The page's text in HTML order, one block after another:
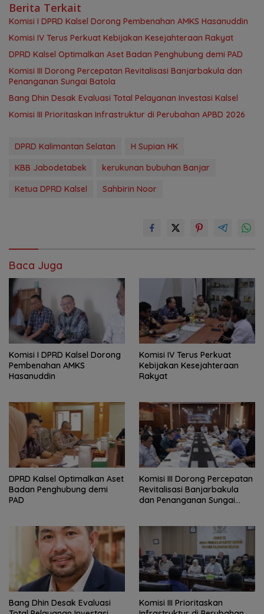
Berita Terkait
Komisi I DPRD Kalsel Dorong Pembenahan AMKS Hasanuddin
Komisi IV Terus Perkuat Kebijakan Kesejahteraan Rakyat
‎DPRD Kalsel Optimalkan Aset Badan Penghubung demi PAD
‎Komisi III Dorong Percepatan Revitalisasi Banjarbakula dan
Penanganan Sungai Batola
‎Bang Dhin Desak Evaluasi Total Pelayanan Investasi Kalsel
‎Komisi III Prioritaskan Infrastruktur di Perubahan APBD 2026
DPRD Kalimantan Selatan
H Supian HK
KBB Jabodetabek
kerukunan bubuhan Banjar
Ketua DPRD Kalsel
Sahbirin Noor
Baca Juga
Komisi I DPRD Kalsel Dorong
Pembenahan AMKS
Hasanuddin
Komisi IV Terus Perkuat
Kebijakan Kesejahteraan
Rakyat
‎DPRD Kalsel Optimalkan Aset
Badan Penghubung demi
PAD
‎Komisi III Dorong Percepatan
Revitalisasi Banjarbakula
dan Penanganan Sungai
‎Bang Dhin Desak Evaluasi
‎Komisi III Prioritaskan